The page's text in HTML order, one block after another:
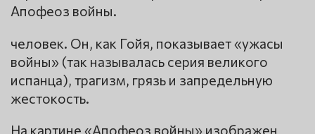
Апофеоз войны.
человек. Он, как Гойя, показывает «ужасы
войны» (так называлась серия великого
испанца), трагизм, грязь и запредельную
жестокость.
На картине «Апофеоз войны» изображен